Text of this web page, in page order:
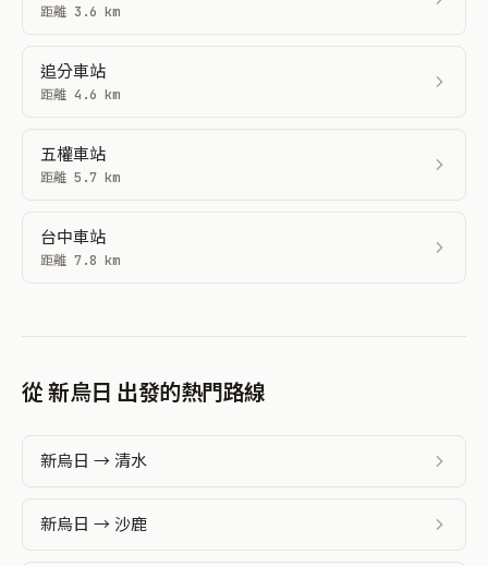
距離 3.6 km
追分車站
距離 4.6 km
五權車站
距離 5.7 km
台中車站
距離 7.8 km
從 新烏日 出發的熱門路線
新烏日 → 清水
新烏日 → 沙鹿